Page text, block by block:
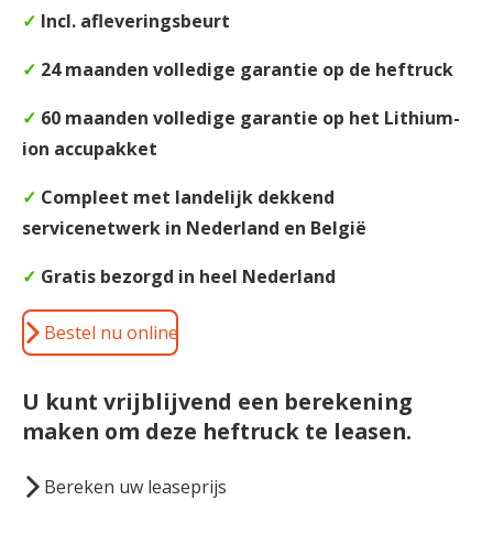
✓ Incl. afleveringsbeurt
✓ 24 maanden volledige garantie op de heftruck
✓ 60 maanden volledige garantie op het Lithium-
ion accupakket
✓ Compleet met landelijk dekkend
servicenetwerk in Nederland en België
✓ Gratis bezorgd in heel Nederland
Bestel nu online
U kunt vrijblijvend een berekening
maken om deze heftruck te leasen.
Bereken uw leaseprijs